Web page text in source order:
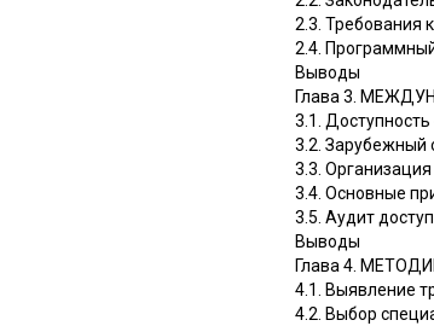
2.3. Требования
2.4.
Выводы
Глава 3.
3.1.
3.2. Зарубежный
3.3.
3.4. Основные
3.5. Аудит
Выводы
Глава 4.
4.1. Выявление
4.2. Выбор